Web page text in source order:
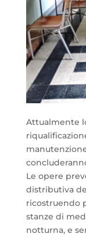
Attualmente
Le opere
distributiva
ricostruendo
stanze di
notturna, e